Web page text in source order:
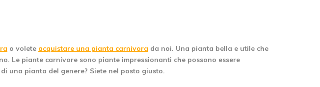
o volete acquistare una pianta carnivora da noi. Una pianta bella e utile che
Le piante carnivore sono piante impressionanti che possono essere
una pianta del genere? Siete nel posto giusto.